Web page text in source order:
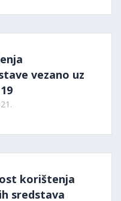
vezano uz
korištenja
sredstava